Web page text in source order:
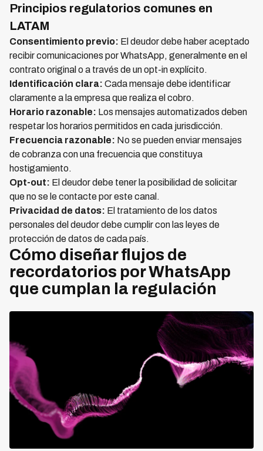
Principios regulatorios comunes en
LATAM
Consentimiento previo: El deudor debe haber aceptado
recibir comunicaciones por WhatsApp, generalmente en el
contrato original o a través de un opt-in explícito.
Identificación clara: Cada mensaje debe identificar
claramente a la empresa que realiza el cobro.
Horario razonable: Los mensajes automatizados deben
respetar los horarios permitidos en cada jurisdicción.
Frecuencia razonable: No se pueden enviar mensajes
de cobranza con una frecuencia que constituya
hostigamiento.
Opt-out: El deudor debe tener la posibilidad de solicitar
que no se le contacte por este canal.
Privacidad de datos: El tratamiento de los datos
personales del deudor debe cumplir con las leyes de
protección de datos de cada país.
Cómo diseñar flujos de
recordatorios por WhatsApp
que cumplan la regulación